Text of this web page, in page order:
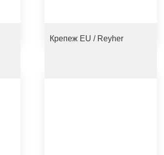
Крепеж EU / Reyher